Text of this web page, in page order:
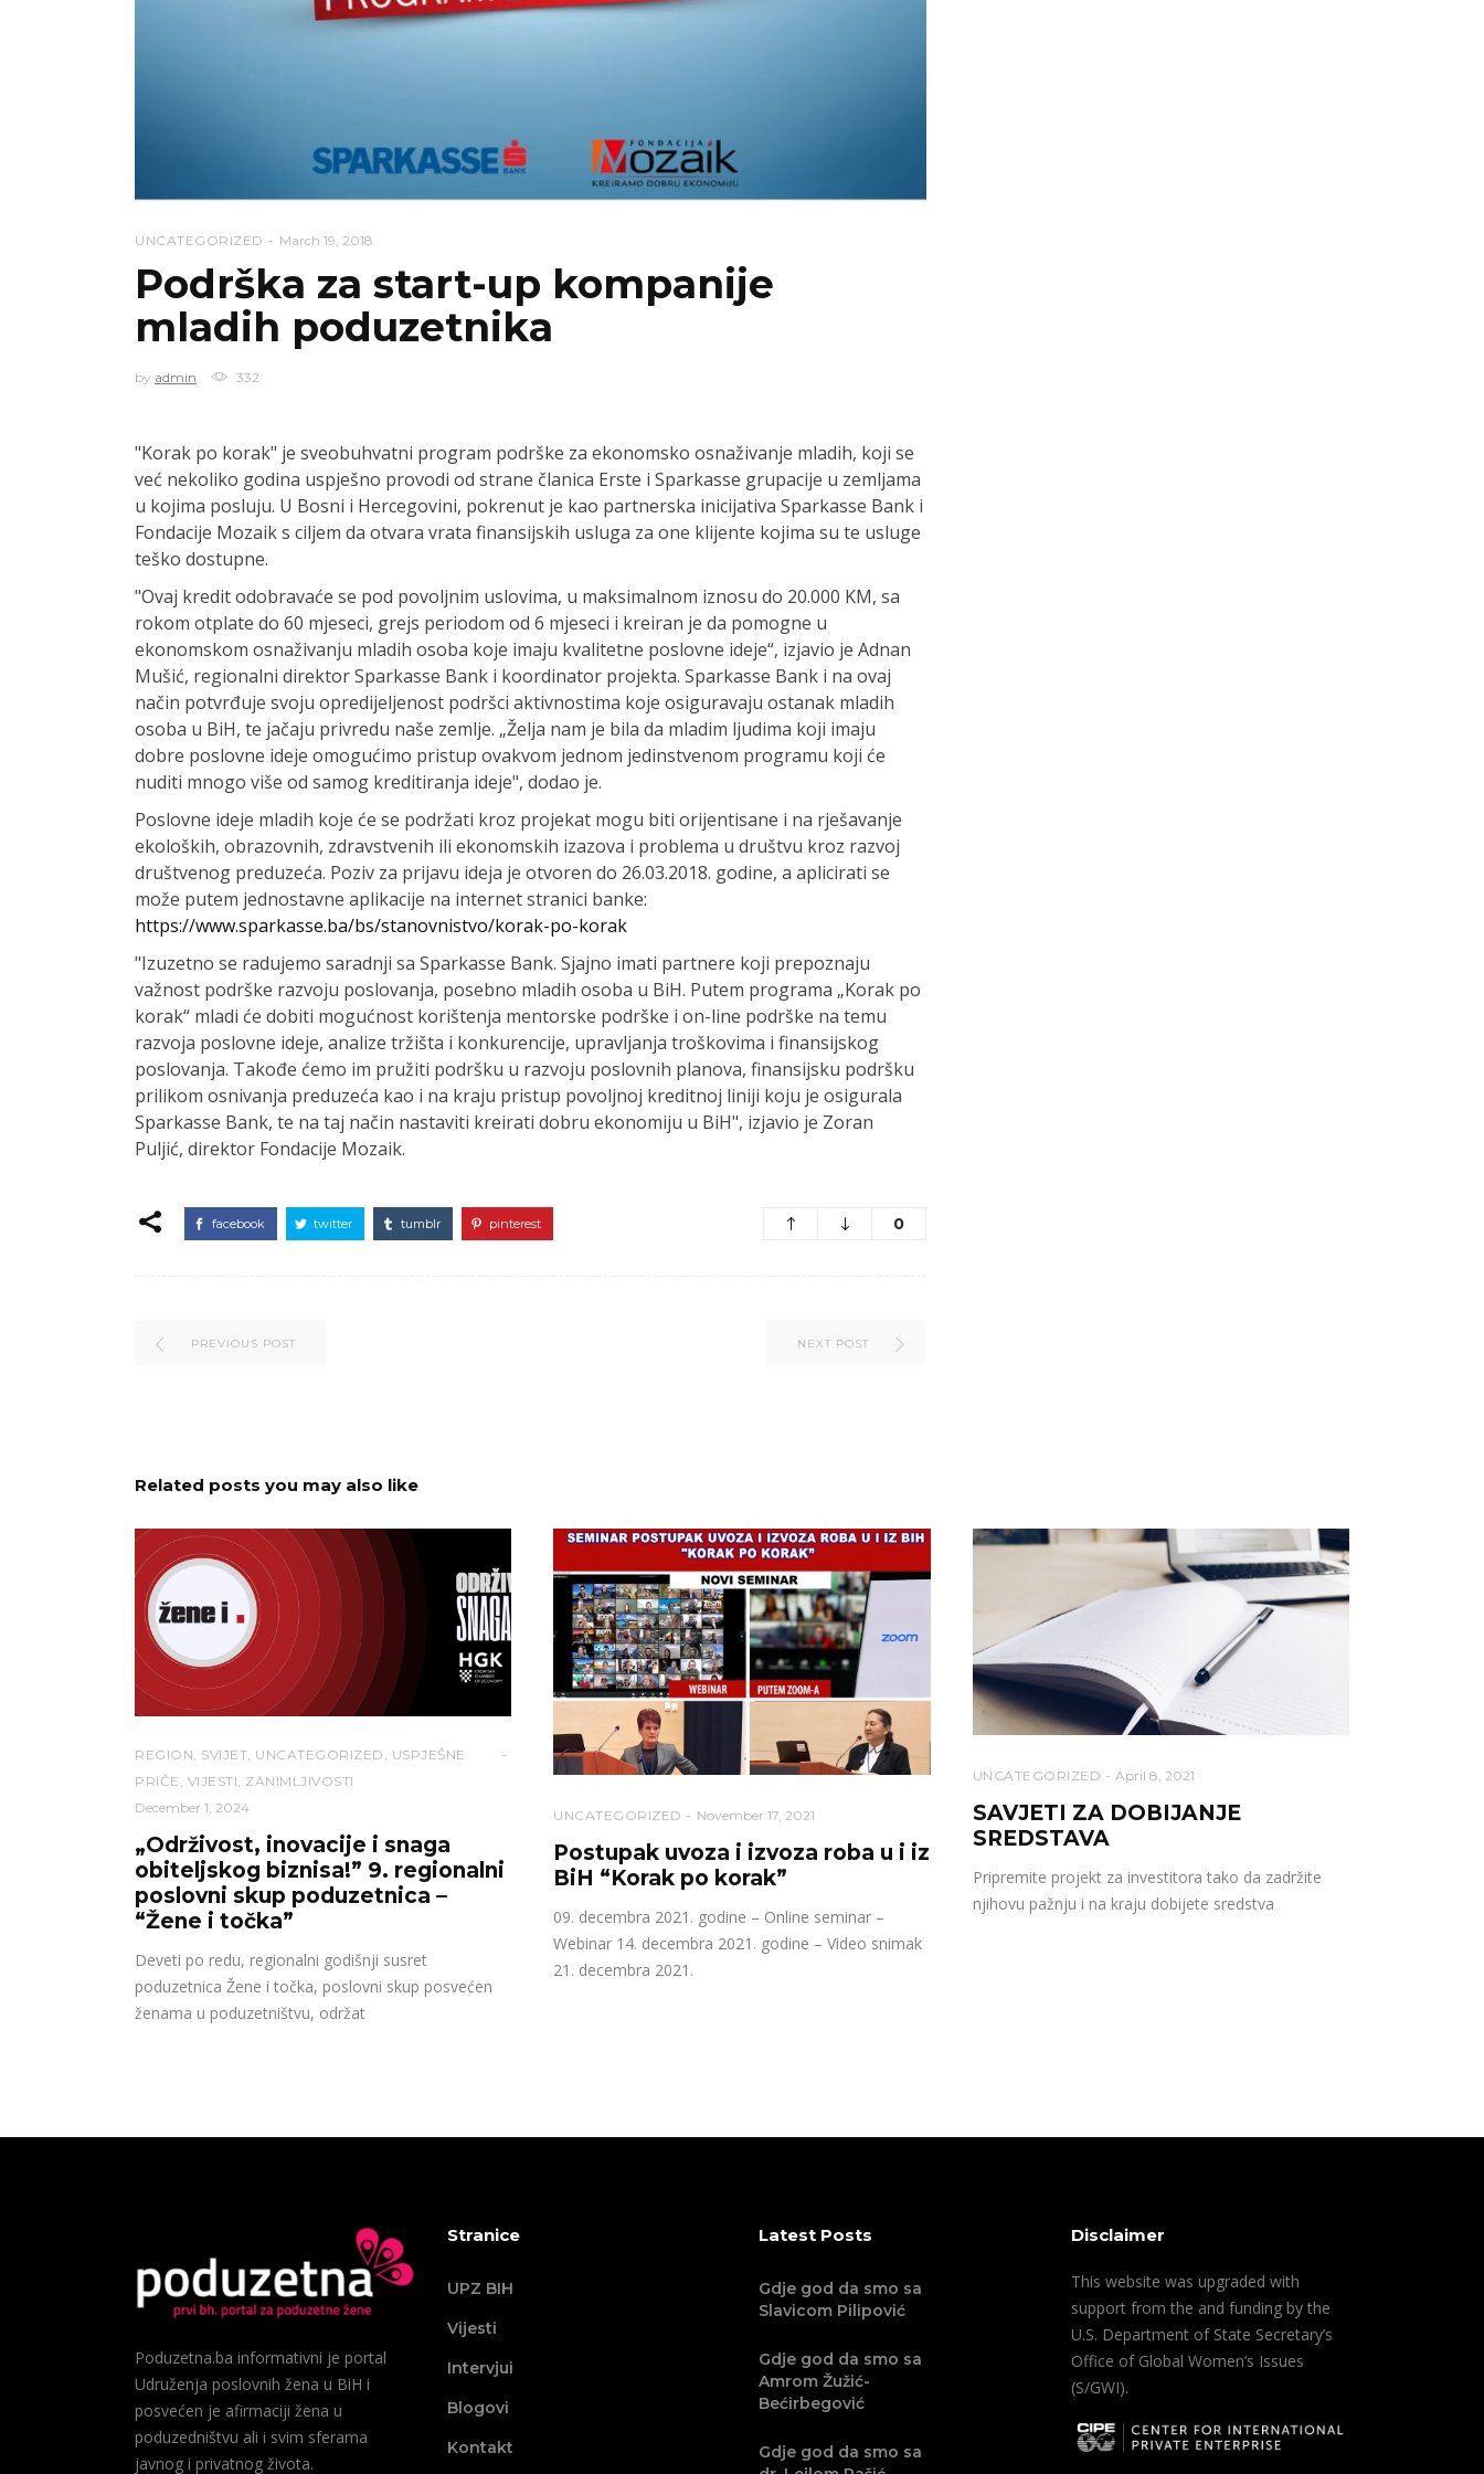
UNCATEGORIZED March 19, 2018
Podrška za start-up kompanije
mladih poduzetnika
by admin 332
"Korak po korak" je sveobuhvatni program podrške za ekonomsko osnaživanje mladih, koji se
već nekoliko godina uspješno provodi od strane članica Erste i Sparkasse grupacije u zemljama
u kojima posluju. U Bosni i Hercegovini, pokrenut je kao partnerska inicijativa Sparkasse Bank i
Fondacije Mozaik s ciljem da otvara vrata finansijskih usluga za one klijente kojima su te usluge
teško dostupne.
"Ovaj kredit odobravaće se pod povoljnim uslovima, u maksimalnom iznosu do 20.000 KM, sa
rokom otplate do 60 mjeseci, grejs periodom od 6 mjeseci i kreiran je da pomogne u
ekonomskom osnaživanju mladih osoba koje imaju kvalitetne poslovne ideje“, izjavio je Adnan
Mušić, regionalni direktor Sparkasse Bank i koordinator projekta. Sparkasse Bank i na ovaj
način potvrđuje svoju opredijeljenost podršci aktivnostima koje osiguravaju ostanak mladih
osoba u BiH, te jačaju privredu naše zemlje. „Želja nam je bila da mladim ljudima koji imaju
dobre poslovne ideje omogućimo pristup ovakvom jednom jedinstvenom programu koji će
nuditi mnogo više od samog kreditiranja ideje", dodao je.
Poslovne ideje mladih koje će se podržati kroz projekat mogu biti orijentisane i na rješavanje
ekoloških, obrazovnih, zdravstvenih ili ekonomskih izazova i problema u društvu kroz razvoj
društvenog preduzeća. Poziv za prijavu ideja je otvoren do 26.03.2018. godine, a aplicirati se
može putem jednostavne aplikacije na internet stranici banke:
https://www.sparkasse.ba/bs/stanovnistvo/korak-po-korak
"Izuzetno se radujemo saradnji sa Sparkasse Bank. Sjajno imati partnere koji prepoznaju
važnost podrške razvoju poslovanja, posebno mladih osoba u BiH. Putem programa „Korak po
korak“ mladi će dobiti mogućnost korištenja mentorske podrške i on-line podrške na temu
razvoja poslovne ideje, analize tržišta i konkurencije, upravljanja troškovima i finansijskog
poslovanja. Takođe ćemo im pružiti podršku u razvoju poslovnih planova, finansijsku podršku
prilikom osnivanja preduzeća kao i na kraju pristup povoljnoj kreditnoj liniji koju je osigurala
Sparkasse Bank, te na taj način nastaviti kreirati dobru ekonomiju u BiH", izjavio je Zoran
Puljić, direktor Fondacije Mozaik.
facebook twitter tumblr pinterest 0
PREVIOUS POST NEXT POST
Related posts you may also like
REGION, SVIJET, UNCATEGORIZED , USPJEŠNE
PRIČE , VIJESTI, ZANIMLJIVOSTI
December 1, 2024
„Održivost, inovacije i snaga
obiteljskog biznisa!” 9. regionalni
poslovni skup poduzetnica –
“Žene i točka”
Deveti po redu, regionalni godišnji susret
poduzetnica Žene i točka, poslovni skup posvećen
ženama u poduzetništvu, održat
UNCATEGORIZED November 17, 2021
Postupak uvoza i izvoza roba u i iz
BiH “Korak po korak”
09. decembra 2021. godine – Online seminar –
Webinar 14. decembra 2021. godine – Video snimak
21. decembra 2021.
UNCATEGORIZED April 8, 2021
SAVJETI ZA DOBIJANJE
SREDSTAVA
Pripremite projekt za investitora tako da zadržite
njihovu pažnju i na kraju dobijete sredstva
Poduzetna.ba informativni je portal
Udruženja poslovnih žena u BiH i
posvećen je afirmaciji žena u
poduzedništvu ali i svim sferama
javnog i privatnog života.
Stranice
UPZ BIH
Vijesti
Intervjui
Blogovi
Kontakt
Latest Posts
Gdje god da smo sa
Slavicom Pilipović
Gdje god da smo sa
Amrom Žužić-
Bećirbegović
Gdje god da smo sa
Disclaimer
This website was upgraded with
support from the and funding by the
U.S. Department of State Secretary’s
Office of Global Women’s Issues
(S/GWI).